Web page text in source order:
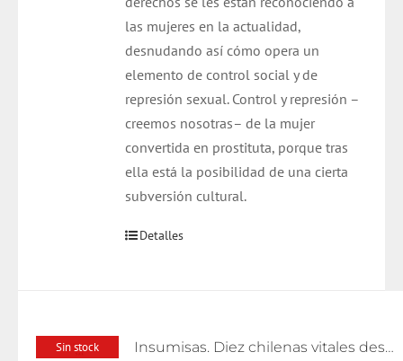
las mujeres en la actualidad,
desnudando así cómo opera un
elemento de control social y de
represión sexual. Control y represión –
creemos nosotras– de la mujer
convertida en prostituta, porque tras
ella está la posibilidad de una cierta
subversión cultural.
Detalles
Sin stock Insumisas. Diez chilenas vitales desde la disidencia